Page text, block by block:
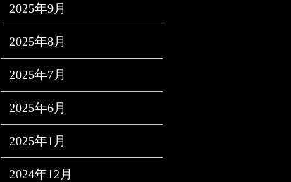
2025年9月
2025年8月
2025年7月
2025年6月
2025年1月
2024年12月